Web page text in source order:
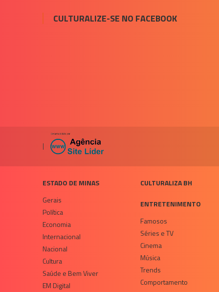
CULTURALIZE-SE NO FACEBOOK
|
ESTADO DE MINAS
Gerais
Política
Economia
Internacional
Nacional
Cultura
Saúde e Bem Viver
EM Digital
CULTURALIZA BH
ENTRETENIMENTO
Famosos
Séries e TV
Cinema
Música
Trends
Comportamento